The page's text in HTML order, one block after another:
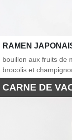
RAMEN
bouillon aux fruits de
brocolis et
CARNE DE